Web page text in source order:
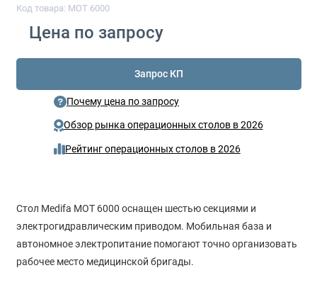
Код товара: MOT 6000
Цена по запросу
Запрос КП
Почему цена по запросу
Обзор рынка операционных столов в 2026
Рейтинг операционных столов в 2026
Стол Medifa MOT 6000 оснащен шестью секциями и
электрогидравлическим приводом. Мобильная база и
автономное электропитание помогают точно организовать
рабочее место медицинской бригады.